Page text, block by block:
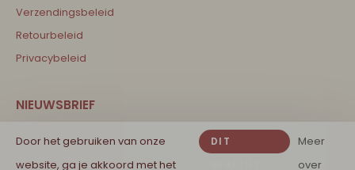
Verzendingsbeleid
Retourbeleid
Privacybeleid
We have wonderful stories to share with you! Kom
als eerste alles te weten over de nieuwste
Door het gebruiken van onze
website, ga je akkoord met het
DIT
Meer
over